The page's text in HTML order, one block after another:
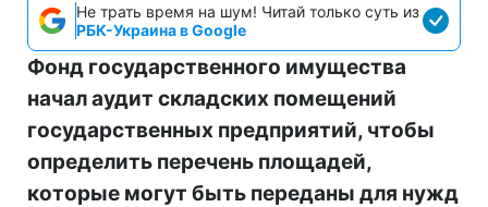
Не трать время на шум! Читай только суть из
РБК-Украина в Google
Фонд государственного имущества
начал аудит складских помещений
государственных предприятий, чтобы
определить перечень площадей,
которые могут быть переданы для нужд